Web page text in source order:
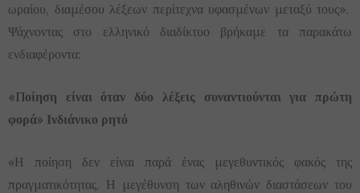
ωραίου, διαμέσου λέξεων περίτεχνα υφασμένων μεταξύ τους».
Ψάχνοντας στο ελληνικό διαδίκτυο βρήκαμε τα παρακάτω
ενδιαφέροντα:
«Ποίηση είναι όταν δύο λέξεις συναντιούνται για πρώτη
φορά» Ινδιάνικο ρητό
«Η ποίηση δεν είναι παρά ένας μεγεθυντικός φακός της
πραγματικότητας. Η μεγέθυνση των αληθινών διαστάσεων του